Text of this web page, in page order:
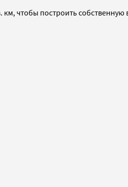
км, чтобы построить